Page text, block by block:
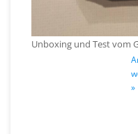
Unboxing und Test vom
»